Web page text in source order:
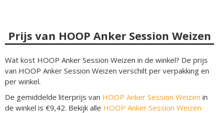
Prijs van HOOP Anker Session Weizen
Wat kost HOOP Anker Session Weizen in de winkel? De prijs
van HOOP Anker Session Weizen verschilt per verpakking en
per winkel.
De gemiddelde literprijs van HOOP Anker Session Weizen in
de winkel is €9,42. Bekijk alle HOOP Anker Session Weizen